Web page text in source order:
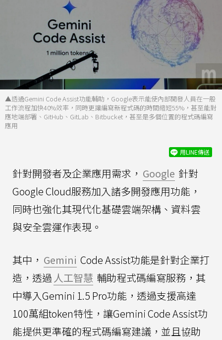
▲透過Gemini Code Assist功能輔助，Google表示能使內部開發人員在一般
工作流程加快40%效率，同時更讓編寫新程式碼的時間縮短55%，甚至能對
應地端部署、GitHub、GitLab、Bitbucket，甚至是多個位置的程式碼編寫
應用
用LINE傳送
針對開發者及企業應用需求， Google 針對
Google Cloud服務加入諸多開發應用功能，
同時也強化其現代化基礎雲端架構、資料雲
與安全雲運作表現。
其中， Gemini Code Assist功能是針對企業打
造，透過 人工智慧 輔助程式碼編寫服務，其
中導入Gemini 1.5 Pro功能，透過支援高達
100萬組token特性，讓Gemini Code Assist功
能提供更準確的程式碼編寫建議，並且協助